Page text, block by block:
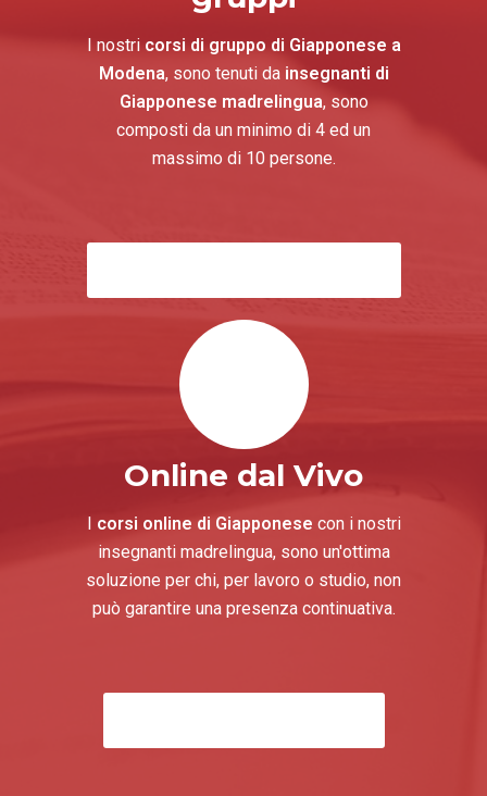
I nostri corsi di gruppo di Giapponese a
Modena, sono tenuti da insegnanti di
Giapponese madrelingua, sono
composti da un minimo di 4 ed un
massimo di 10 persone.
Online dal Vivo
I corsi online di Giapponese con i nostri
insegnanti madrelingua, sono un'ottima
soluzione per chi, per lavoro o studio, non
può garantire una presenza continuativa.